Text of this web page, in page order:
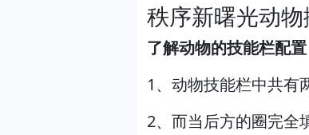
秩序新曙光动
了解动物的技能栏配置
1、动物技能栏中共有
2、而当后方的圈完全